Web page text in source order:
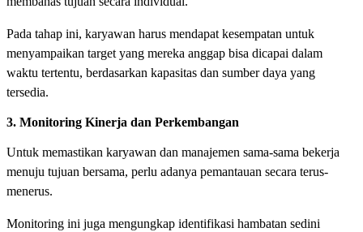
Pada tahap ini, karyawan harus mendapat kesempatan untuk
menyampaikan target yang mereka anggap bisa dicapai dalam
waktu tertentu, berdasarkan kapasitas dan sumber daya yang
tersedia.
3. Monitoring Kinerja dan Perkembangan
Untuk memastikan karyawan dan manajemen sama-sama bekerja
menuju tujuan bersama, perlu adanya pemantauan secara terus-
menerus.
Monitoring ini juga mengungkap identifikasi hambatan sedini